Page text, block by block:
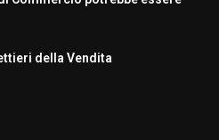
della Vendita